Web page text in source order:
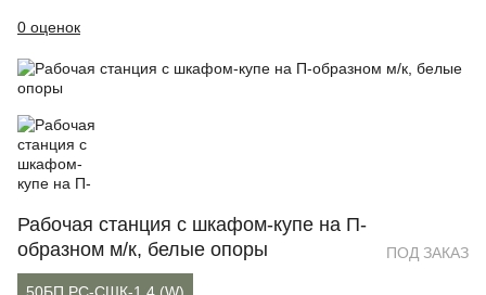
0 оценок
Рабочая станция с шкафом-купе на П-
образном м/к, белые опоры
ПОД ЗАКАЗ